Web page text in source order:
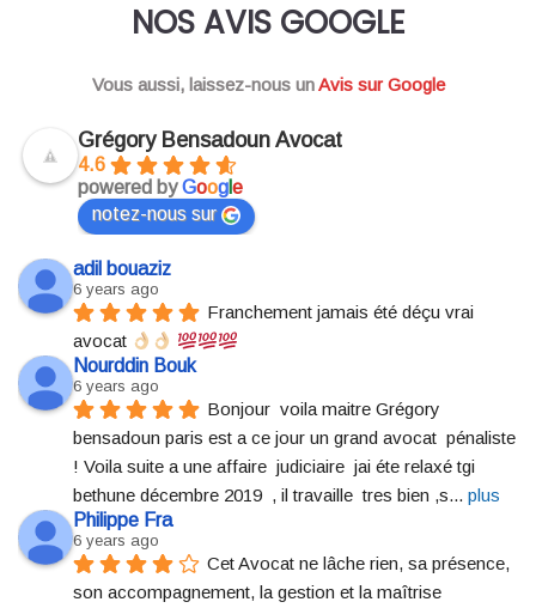
NOS AVIS GOOGLE
Vous aussi, laissez-nous unAvis sur Google
Grégory Bensadoun Avocat
4.6
powered byGooge
notez-nous sur
adil bouaziz
6 years ago
Franchement jamais été déçu vrai
avocat
Nourddin Bouk
6 years ago
Bonjour  voila maitre Grégory
bensadoun paris est a ce jour un grand avocat  pénaliste
! Voila suite a une affaire  judiciaire  jai éte relaxé tgi
bethune décembre 2019  , il travaille  tres bien ,s... plus
Philippe Fra
6 years ago
Cet Avocat ne lâche rien, sa présence,
son accompagnement, la gestion et la maîtrise